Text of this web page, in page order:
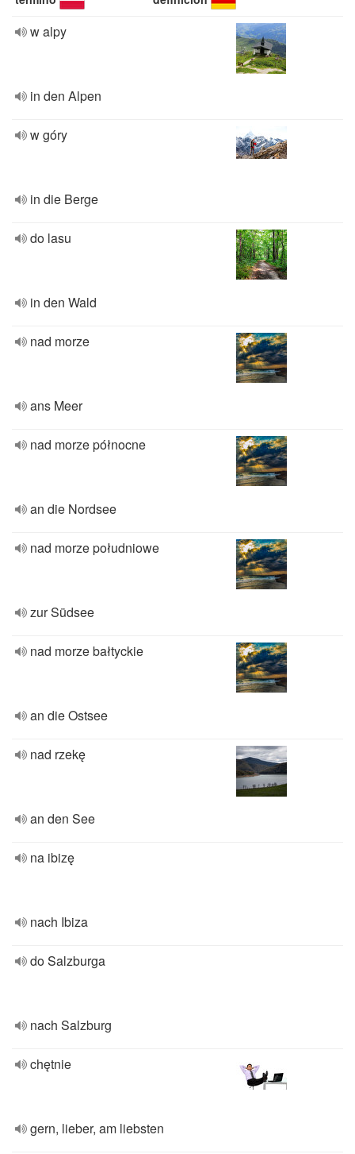
w alpy
in den Alpen
w góry
in die Berge
do lasu
in den Wald
nad morze
ans Meer
nad morze północne
an die Nordsee
nad morze południowe
zur Südsee
nad morze bałtyckie
an die Ostsee
nad rzekę
an den See
na ibizę
nach Ibiza
do Salzburga
nach Salzburg
chętnie
gern, lieber, am liebsten